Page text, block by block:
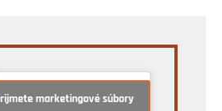
marketingové súbory